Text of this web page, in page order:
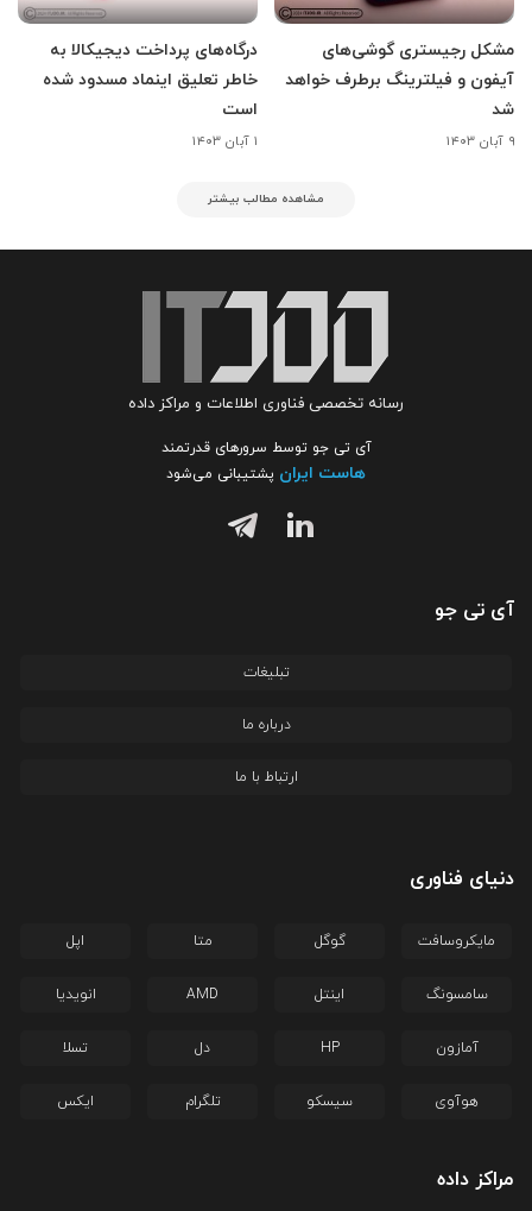
مشکل رجیستری گوشی‌های
آیفون و فیلترینگ برطرف خواهد
شد
۹ آبان ۱۴۰۳
درگاه‌های پرداخت دیجیکالا به
خاطر تعلیق اینماد مسدود شده
است
۱ آبان ۱۴۰۳
مشاهده مطالب بیشتر
رسانه تخصصی فناوری اطلاعات و مراکز داده
آی تی جو توسط سرورهای قدرتمند
هاست ایران پشتیبانی می‌شود
آی تی جو
تبلیغات
درباره ما
ارتباط با ما
دنیای فناوری
مایکروسافت گوگل متا اپل
سامسونگ اینتل AMD انویدیا
آمازون HP دل تسلا
هوآوی سیسکو تلگرام ایکس
مراکز داده